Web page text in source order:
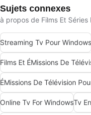
Sujets connexes
à propos de Films Et Séries
Streaming Tv Pour Windows
ÉMissions De Télévision
Online Tv For WindowsTv